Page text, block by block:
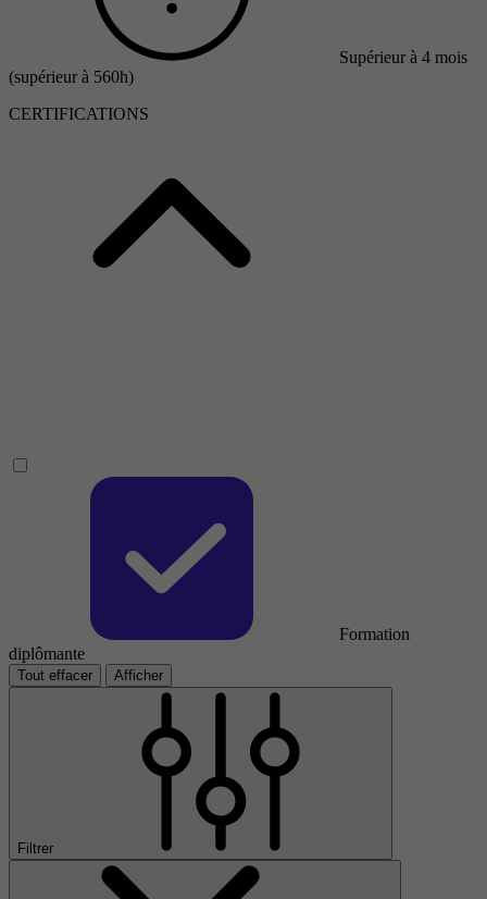
Supérieur à 4 mois
(supérieur à 560h)
CERTIFICATIONS
Formation
diplômante
Tout effacer Afficher
Filtrer